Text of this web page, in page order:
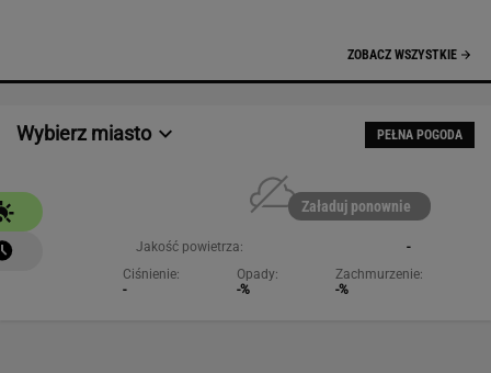
ZOBACZ WSZYSTKIE
Wybierz miasto PEŁNA POGODA
Załaduj ponownie
Jakość powietrza:
-
Ciśnienie:
-
Opady:
-%
Zachmurzenie:
-%